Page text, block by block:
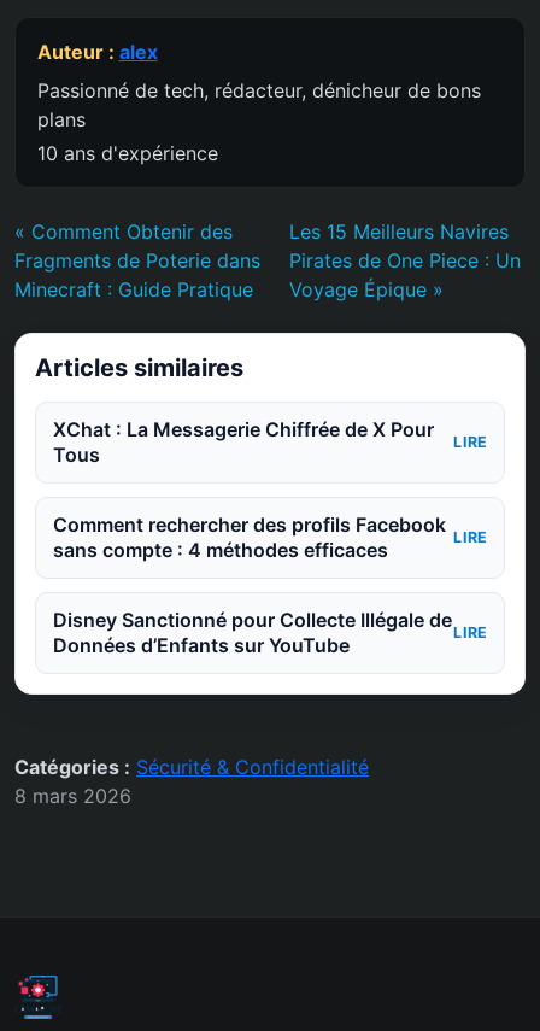
Auteur : alex
Passionné de tech, rédacteur, dénicheur de bons
plans
10 ans d'expérience
« Comment Obtenir des
Fragments de Poterie dans
Minecraft : Guide Pratique
Les 15 Meilleurs Navires
Pirates de One Piece : Un
Voyage Épique »
Articles similaires
XChat : La Messagerie Chiffrée de X Pour
Tous
LIRE
Comment rechercher des profils Facebook
sans compte : 4 méthodes efficaces
LIRE
Disney Sanctionné pour Collecte Illégale de
Données d’Enfants sur YouTube
LIRE
Catégories : Sécurité & Confidentialité
8 mars 2026